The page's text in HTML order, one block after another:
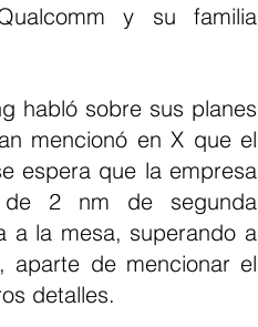
y su familia
habló sobre sus planes
mencionó en X que el
espera que la empresa
de 2 nm de segunda
a la mesa, superando a
aparte de mencionar el
detalles.